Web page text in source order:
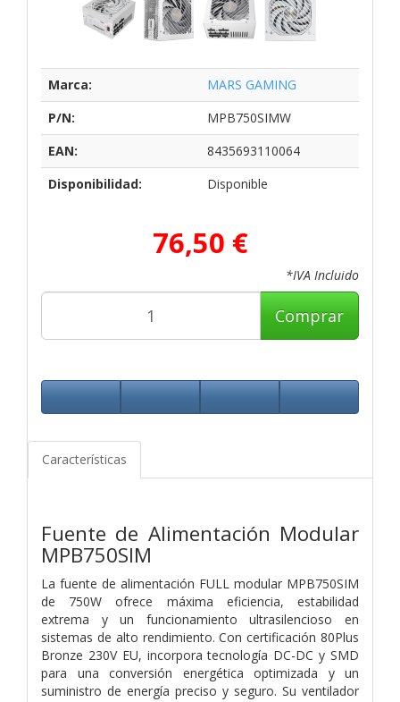
Marca:
MARS GAMING
P/N:
MPB750SIMW
EAN:
8435693110064
Disponibilidad:
Disponible
76,50 €
*IVA Incluido
Comprar
Características
Fuente de Alimentación Modular
MPB750SIM
La fuente de alimentación FULL modular MPB750SIM
de 750W ofrece máxima eficiencia, estabilidad
extrema y un funcionamiento ultrasilencioso en
sistemas de alto rendimiento. Con certificación 80Plus
Bronze 230V EU, incorpora tecnología DC-DC y SMD
para una conversión energética optimizada y un
suministro de energía preciso y seguro. Su ventilador